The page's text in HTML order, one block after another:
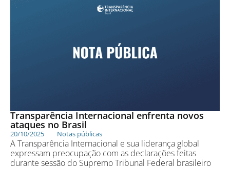
Transparência Internacional enfrenta novos
ataques no Brasil
20/10/2025 Notas públicas
A Transparência Internacional e sua liderança global
expressam preocupação com as declarações feitas
durante sessão do Supremo Tribunal Federal brasileiro